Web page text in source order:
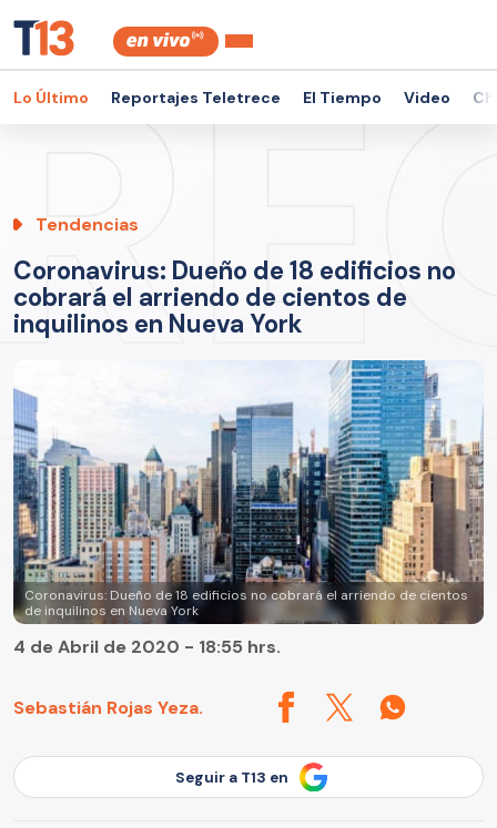
Lo Último Reportajes Teletrece El Tiempo Video
Tendencias
Coronavirus: Dueño de 18 edificios no
cobrará el arriendo de cientos de
inquilinos en Nueva York
Coronavirus: Dueño de 18 edificios no cobrará el arriendo de cientos
de inquilinos en Nueva York
Sebastián Rojas Yeza.
4 de Abril de 2020 - 18:55 hrs.
Seguir a T13 en